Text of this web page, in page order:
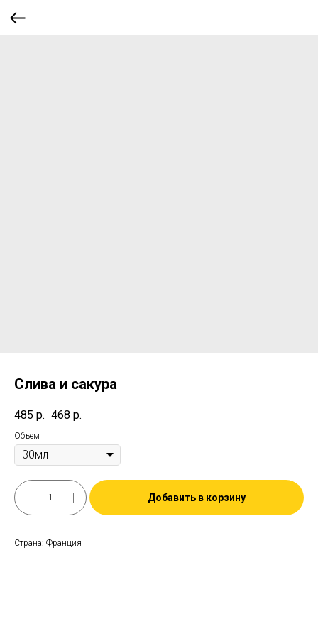
Слива и сакура
485 р. 468 р.
Объем
Добавить в корзину
Страна: Франция